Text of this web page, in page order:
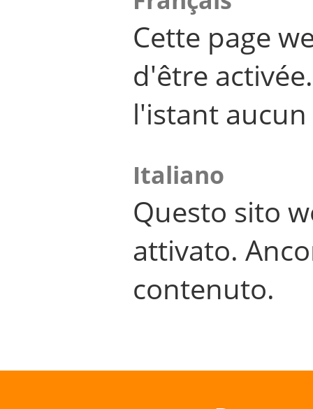
Cette page
d'être
l'istant
Italiano
Questo sito
attivato.
contenuto.